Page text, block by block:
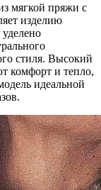
мягкой пряжи с
изделию
стиля. Высокий
комфорт и тепло,
идеальной